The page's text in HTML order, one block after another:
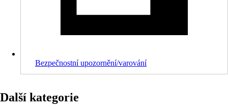
Bezpečnostní upozornění/varování
Další kategorie